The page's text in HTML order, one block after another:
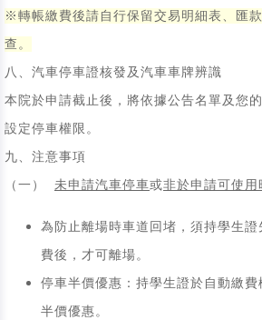
※轉帳繳費後請自行保留交易明細表、匯
查。
八、汽車停車證核發及汽車車牌辨識
本院於申請截止後，將依據公告名單及您
設定停車權限。
九、注意事項
（一） 未申請汽車停車或非於申請可使用
為防止離場時車道回堵，須持學生
費後，才可離場。
停車半價優惠：持學生證於自動繳
半價優惠。